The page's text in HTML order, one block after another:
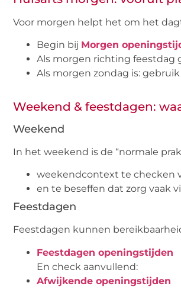
Voor morgen helpt het om het
Begin bij Morgen
Als morgen richting feestdag
Als morgen zondag is: gebruik
Weekend & feestdagen:
Weekend
In het weekend is de “normale
weekendcontext te checken
en te beseffen dat zorg vaak
Feestdagen
Feestdagen kunnen
Feestdagen openingstijden
En check aanvullend:
Afwijkende openingstijden